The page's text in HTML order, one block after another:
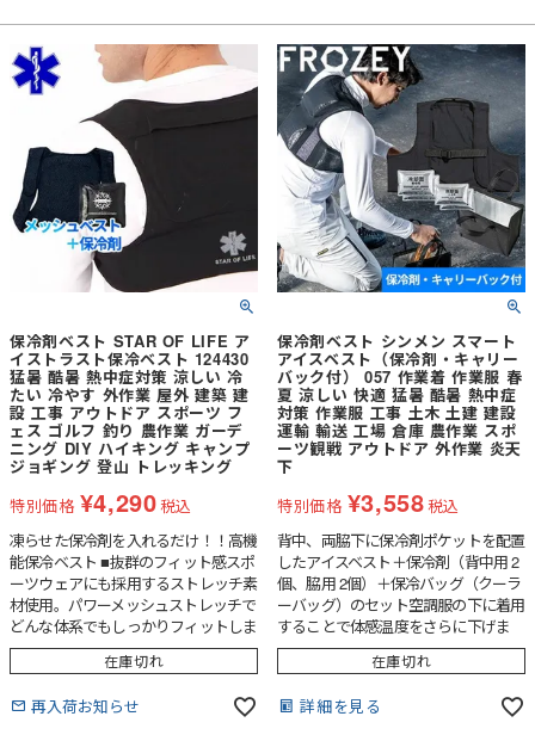
保冷剤ベスト STAR OF LIFE ア
イストラスト保冷ベスト 124430
猛暑 酷暑 熱中症対策 涼しい 冷
たい 冷やす 外作業 屋外 建築 建
設 工事 アウトドア スポーツ フ
ェス ゴルフ 釣り 農作業 ガーデ
ニング DIY ハイキング キャンプ
ジョギング 登山 トレッキング
特別価格 ¥4,290税込
凍らせた保冷剤を入れるだけ！！高機
能保冷ベスト ■抜群のフィット感スポ
ーツウェアにも採用するストレッチ素
材使用。パワーメッシュストレッチで
どんな体系でもしっかりフィットしま
す。■速乾素材だから汗をかいてもサ
ラリ通気性、速乾性に優れたメッシュ
てもすぐに乾きます。■スーツの下に
在庫切れ
再入荷お知らせ
保冷剤ベスト シンメン スマート
アイスベスト（保冷剤・キャリー
バック付） 057 作業着 作業服 春
夏 涼しい 快適 猛暑 酷暑 熱中症
対策 作業服 工事 土木 土建 建設
運輸 輸送 工場 倉庫 農作業 スポ
ーツ観戦 アウトドア 外作業 炎天
下
特別価格 ¥3,558税込
背中、両脇下に保冷剤ポケットを配置
したアイスベスト＋保冷剤（背中用 2
個、脇用 2個）＋保冷バッグ（クーラ
ーバッグ）のセット空調服の下に着用
することで体感温度をさらに下げま
す。
在庫切れ
詳細を見る